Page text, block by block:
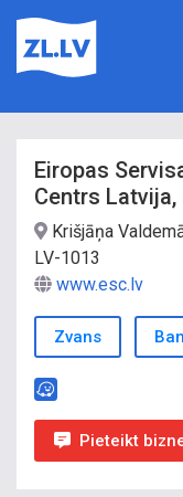
Eiropas
Centrs Latvija,
Krišjāņa
LV-1013
www.esc.lv
Zvans
Pieteikt